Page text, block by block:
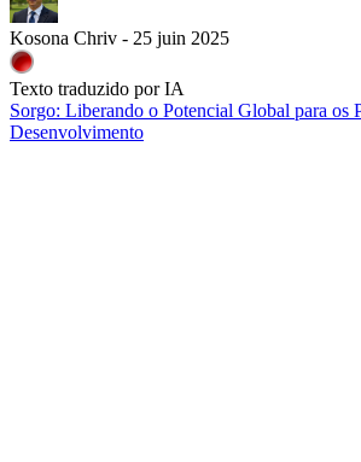
Kosona Chriv - 25 juin 2025
Texto traduzido por IA
Sorgo: Liberando o Potencial Global para os
Desenvolvimento